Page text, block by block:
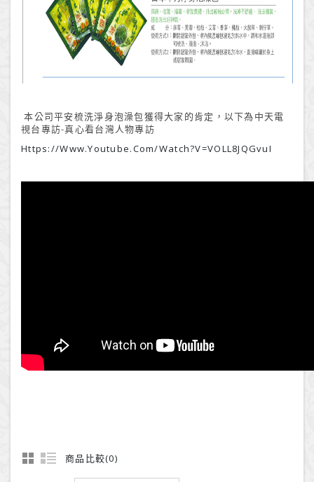
本公司平安梳洗淨身泡澡包獲得大家的肯定，以下為中天電
視台專訪-真心看台灣人物專訪
Https://www.youtube.com/watch?v=VOLL8JQGvuI
商品比較(0)